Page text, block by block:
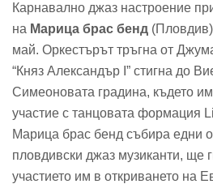
Карнавално джаз настроение
на Марица брас бенд
май. Оркестърът тръгна от
“Княз Александър І” стигна до
Симеоновата градина, където
участие с танцовата формация
Марица брас бенд събира едни
пловдивски джаз музиканти, ще
участието им в откриването на